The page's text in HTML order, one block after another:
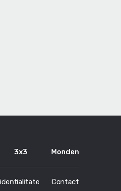
3x3 Monden
Contact